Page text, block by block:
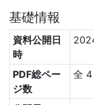
基礎情報
資料公開日
時
PDF総ペー
ジ数
全 4